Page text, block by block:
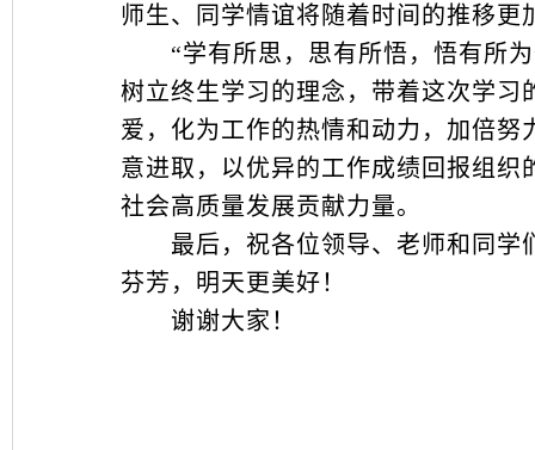
师生、同学情谊将随着时间的推移
“学有所思，思有所悟，悟有所为
树立终生学习的理念，带着这次学
爱，化为工作的热情和动力，加倍
意进取，以优异的工作成绩回报组
社会高质量发展贡献力量。
最后，祝各位领导、老师和同学
芬芳，明天更美好！
谢谢大家！